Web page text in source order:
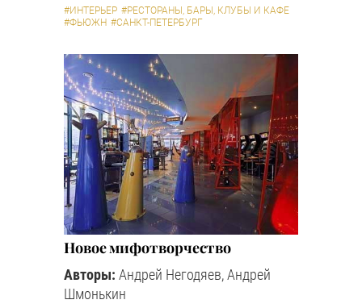
#ИНТЕРЬЕР #РЕСТОРАНЫ, БАРЫ, КЛУБЫ И КАФЕ
#ФЬЮЖН #САНКТ-ПЕТЕРБУРГ
Новое мифотворчество
Авторы: Андрей Негодяев, Андрей
Шмонькин